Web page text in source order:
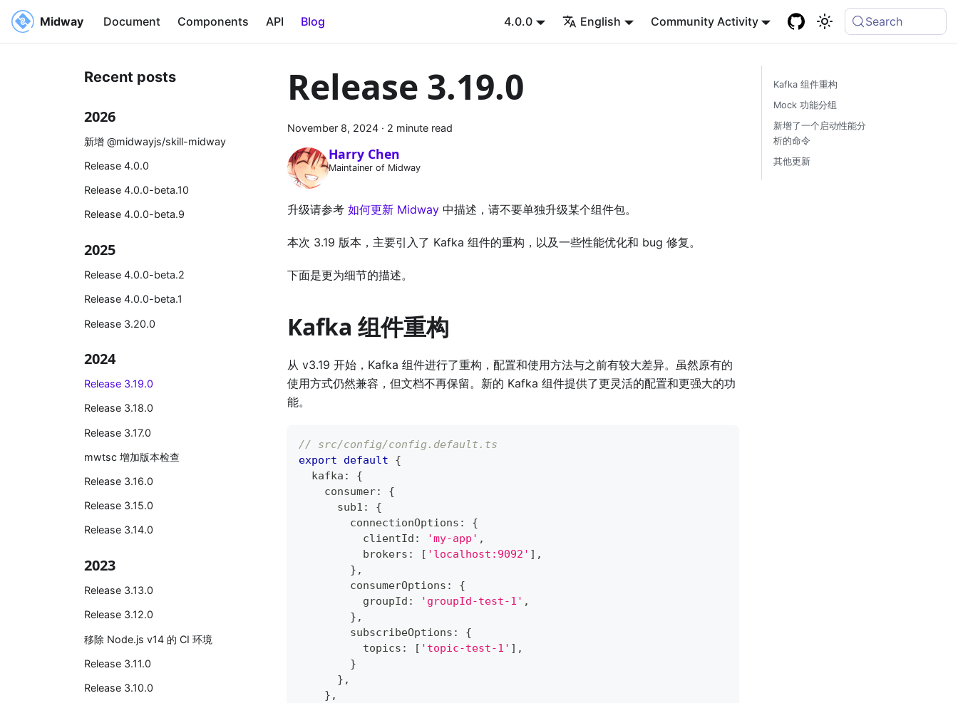
Midway Document Components API Blog 4.0.0 English Community Activity Search
Recent posts
2026
新增 @midwayjs/skill-midway
Release 4.0.0
Release 4.0.0-beta.10
Release 4.0.0-beta.9
2025
Release 4.0.0-beta.2
Release 4.0.0-beta.1
Release 3.20.0
2024
Release 3.19.0
Release 3.18.0
Release 3.17.0
mwtsc 增加版本检查
Release 3.16.0
Release 3.15.0
Release 3.14.0
2023
Release 3.13.0
Release 3.12.0
移除 Node.js v14 的 CI 环境
Release 3.11.0
Release 3.10.0
Release 3.19.0
November 8, 2024 · 2 minute read
Harry Chen
Maintainer of Midway
升级请参考 如何更新 Midway 中描述，请不要单独升级某个组件包。
本次 3.19 版本，主要引入了 Kafka 组件的重构，以及一些性能优化和 bug 修复。
下面是更为细节的描述。
Kafka 组件重构
从 v3.19 开始，Kafka 组件进行了重构，配置和使用方法与之前有较大差异。虽然原有的
使用方式仍然兼容，但文档不再保留。新的 Kafka 组件提供了更灵活的配置和更强大的功
能。
// src/config/config.default.ts
export
default
{
  kafka
:
{
    consumer
:
{
      sub1
:
{
        connectionOptions
:
{
          clientId
: 'my-app' ,
          brokers
: [ 'localhost:9092' ] ,
} ,
        consumerOptions
:
{
          groupId
: 'groupId-test-1' ,
} ,
        subscribeOptions
:
{
          topics
: [ 'topic-test-1' ] ,
}
} ,
} ,
Kafka 组件重构
Mock 功能分组
新增了一个启动性能分
析的命令
其他更新